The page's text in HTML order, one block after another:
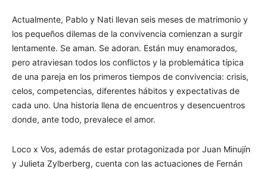
Actualmente, Pablo y Nati llevan seis meses de matrimonio y
los pequeños dilemas de la convivencia comienzan a surgir
lentamente. Se aman. Se adoran. Están muy enamorados,
pero atraviesan todos los conflictos y la problemática típica
de una pareja en los primeros tiempos de convivencia: crisis,
celos, competencias, diferentes hábitos y expectativas de
cada uno. Una historia llena de encuentros y desencuentros
donde, ante todo, prevalece el amor.
Loco x Vos, además de estar protagonizada por Juan Minujín
y Julieta Zylberberg, cuenta con las actuaciones de Fernán